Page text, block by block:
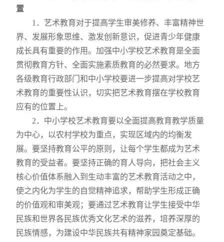
置
1 ．艺术教育对于提高学生审美修养、丰富精神世
界、发展形象思维、激发创新意识，促进青少年健康
成长具有重要的作用。加强中小学校艺术教育是全面
贯彻教育方针、全面实施素质教育的必然要求。地方
各级教育行政部门和中小学校要进一步提高对学校艺
术教育的重要性认识，切实把艺术教育摆在学校教育
应有的位置上。
2 ．中小学校艺术教育要以全面提高教育教学质量
为中心，以农村学校为重点，实现区域内的均衡发
展。要坚持教育公平的原则，让每个学生都成为艺术
教育的受益者。要坚持正确的育人导向，把社会主义
核心价值体系融入到生动丰富的艺术教育活动之中，
使之内化为学生的自觉精神追求，帮助学生形成正确
的价值观和审美观；要通过艺术教育让学生接受中华
民族和世界各民族优秀文化艺术的滋养，培养深厚的
民族情感，为建设中华民族共有精神家园奠定基础。